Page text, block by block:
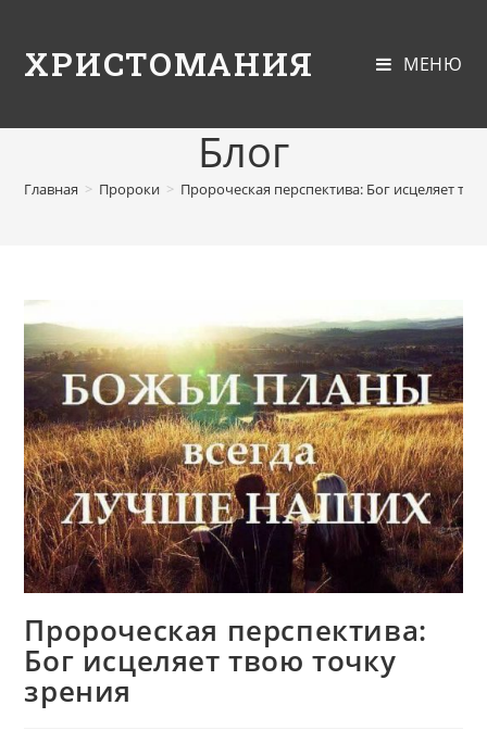
ХРИСТОМАНИЯ МЕНЮ
Блог
Главная > Пророки > Пророческая перспектива: Бог исцеляет
Пророческая перспектива:
Бог исцеляет твою точку
зрения